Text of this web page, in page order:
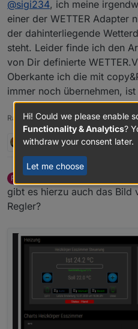
@sigi234, ich meine
einer der WETTER Adapter
der dahinterliegende
steht. Leider finde ich den
von Dir definierte
Oberkante ich die mit
immer noch übernehmen,
Raspi mit IOB für PV-Steuerung &
1 Reply
R
Online
RISSNwrote onJan 8, 2026,
last edited by RISSNJan
gibt es hierzu auch das Bild
Regler?
Hi! Could we please enable
Functionality & Analytics?
withdraw your consent later.
Let me choose